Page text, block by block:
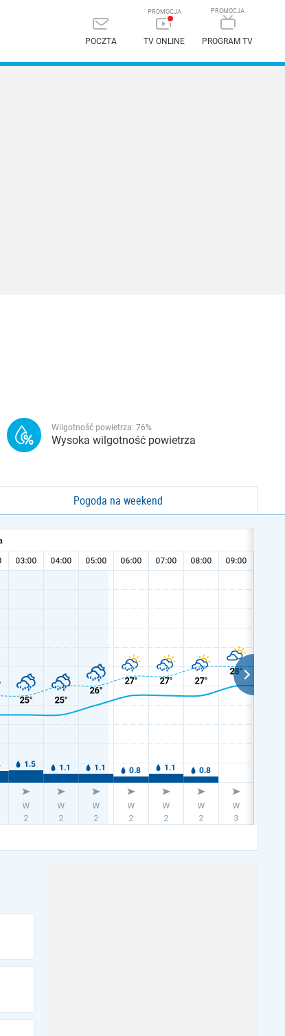
POCZTA TV ONLINE PROGRAM TV
Wilgotność powietrza: 76%
Wysoka wilgotność powietrza
Pogoda na weekend